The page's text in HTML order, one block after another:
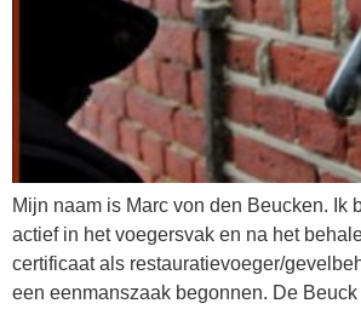
Mijn naam is Marc von den Beucken. Ik
actief in het voegersvak en na het
certificaat als restauratievoeger/
een eenmanszaak begonnen. De